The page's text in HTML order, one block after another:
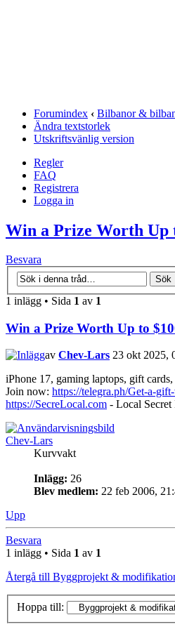
Forumindex ‹ Bilbanor &
Ändra textstorlek
Utskriftsvänlig version
Regler
FAQ
Registrera
Logga in
Win a Prize Worth Up
Besvara
1 inlägg • Sida 1 av 1
Win a Prize Worth Up to
av Chev-Lars 23 okt 2025,
iPhone 17, gaming laptops, gift
Join now: https://telegra.ph/Get-a-
https://SecreLocal.com - Local
Chev-Lars
Kurvvakt
Inlägg: 26
Blev medlem: 22 feb 2006,
Upp
Besvara
1 inlägg • Sida 1 av 1
Återgå till Byggprojekt &
Hoppa till: